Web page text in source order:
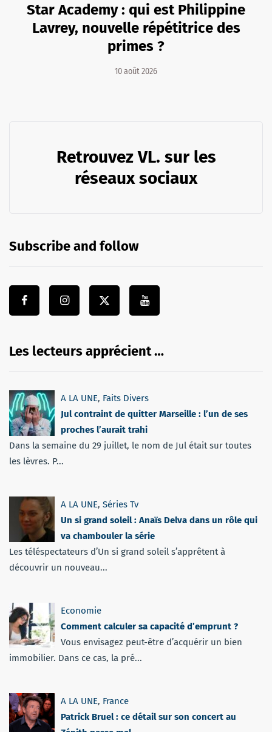
Star Academy : qui est Philippine
Lavrey, nouvelle répétitrice des
primes ?
10 août 2026
Retrouvez VL. sur les
réseaux sociaux
Subscribe and follow
Les lecteurs apprécient …
A LA UNE, Faits Divers
Jul contraint de quitter Marseille : l’un de ses
proches l’aurait trahi
Dans la semaine du 29 juillet, le nom de Jul était sur toutes
les lèvres. P...
A LA UNE, Séries Tv
Un si grand soleil : Anaïs Delva dans un rôle qui
va chambouler la série
Les téléspectateurs d’Un si grand soleil s’apprêtent à
découvrir un nouveau...
Economie
Comment calculer sa capacité d’emprunt ?
Vous envisagez peut-être d’acquérir un bien
immobilier. Dans ce cas, la pré...
A LA UNE, France
Patrick Bruel : ce détail sur son concert au